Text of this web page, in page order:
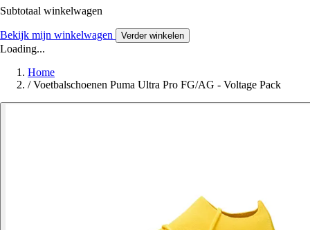
Subtotaal winkelwagen
Bekijk mijn winkelwagen Verder winkelen
Loading...
Home
/ Voetbalschoenen Puma Ultra Pro FG/AG - Voltage Pack